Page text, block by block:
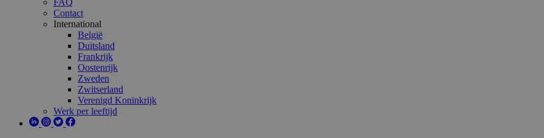
FAQ
Contact
International
België
Duitsland
Frankrijk
Oostenrijk
Zweden
Zwitserland
Verenigd Koninkrijk
Werk per leeftijd